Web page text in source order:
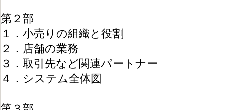
第２部
１．小売りの組織と役割
２．店舗の業務
３．取引先など関連パートナー
４．システム全体図